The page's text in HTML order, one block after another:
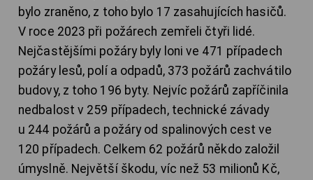
bylo zraněno, z toho bylo 17 zasahujících hasičů.
V roce 2023 při požárech zemřeli čtyři lidé.
Nejčastějšími požáry byly loni ve 471 případech
požáry lesů, polí a odpadů, 373 požárů zachvátilo
budovy, z toho 196 byty. Nejvíc požárů zapříčinila
nedbalost v 259 případech, technické závady
u 244 požárů a požáry od spalinových cest ve
120 případech. Celkem 62 požárů někdo založil
úmyslně. Největší škodu, víc než 53 milionů Kč,